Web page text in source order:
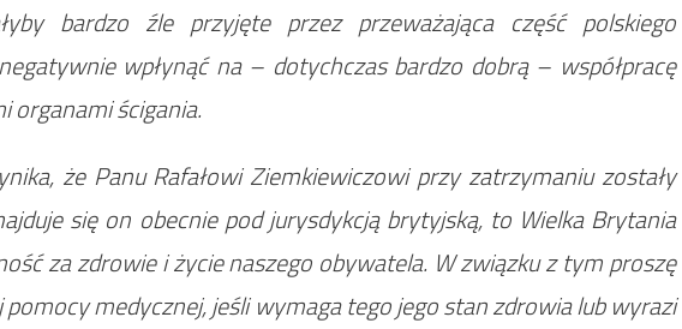
bardzo źle przyjęte przez przeważająca część polskiego
wpłynąć na – dotychczas bardzo dobrą – współpracę
organami ścigania.
że Panu Rafałowi Ziemkiewiczowi przy zatrzymaniu zostały
się on obecnie pod jurysdykcją brytyjską, to Wielka Brytania
za zdrowie i życie naszego obywatela. W związku z tym proszę
medycznej, jeśli wymaga tego jego stan zdrowia lub wyrazi